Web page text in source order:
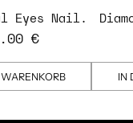
Eyes Nail
€
IN